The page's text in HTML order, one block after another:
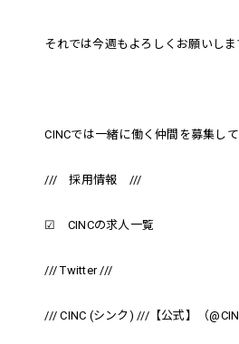
それでは今週もよろしくお願いしま
CINCでは一緒に働く仲間を募集して
/// 採用情報 ///
☑ CINCの求人一覧
/// Twitter ///
/// CINC (シンク) ///【公式】（